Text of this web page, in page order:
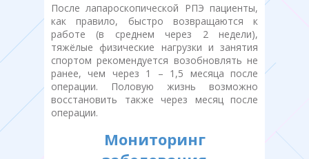
После лапароскопической РПЭ пациенты,
как правило, быстро возвращаются к
работе (в среднем через 2 недели),
тяжёлые физические нагрузки и занятия
спортом рекомендуется возобновлять не
ранее, чем через 1 – 1,5 месяца после
операции. Половую жизнь возможно
восстановить также через месяц после
операции.
Мониторинг